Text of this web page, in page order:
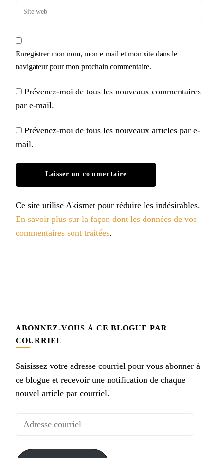
Enregistrer mon nom, mon e-mail et mon site dans le
navigateur pour mon prochain commentaire.
Prévenez-moi de tous les nouveaux commentaires
par e-mail.
Prévenez-moi de tous les nouveaux articles par e-
mail.
Ce site utilise Akismet pour réduire les indésirables.
En savoir plus sur la façon dont les données de vos
commentaires sont traitées.
ABONNEZ-VOUS À CE BLOGUE PAR
COURRIEL
Saisissez votre adresse courriel pour vous abonner à
ce blogue et recevoir une notification de chaque
nouvel article par courriel.
Adresse